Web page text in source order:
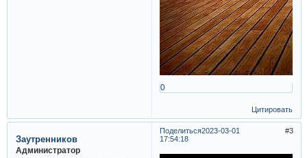
0
Цитировать
Поделиться 3
2023-03-01
17:54:18
Заутренников
Администратор